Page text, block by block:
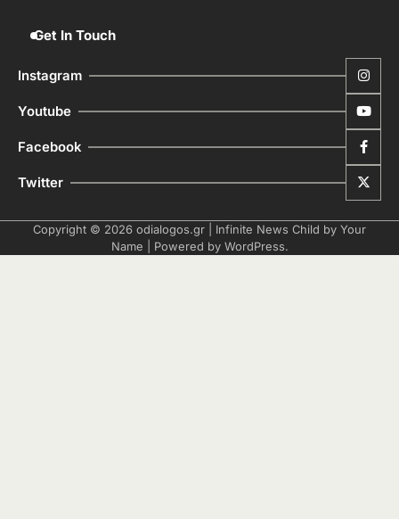
Get In Touch
Instagram
Youtube
Facebook
Twitter
Copyright © 2026 odialogos.gr | Infinite News Child by Your
Name | Powered by WordPress.